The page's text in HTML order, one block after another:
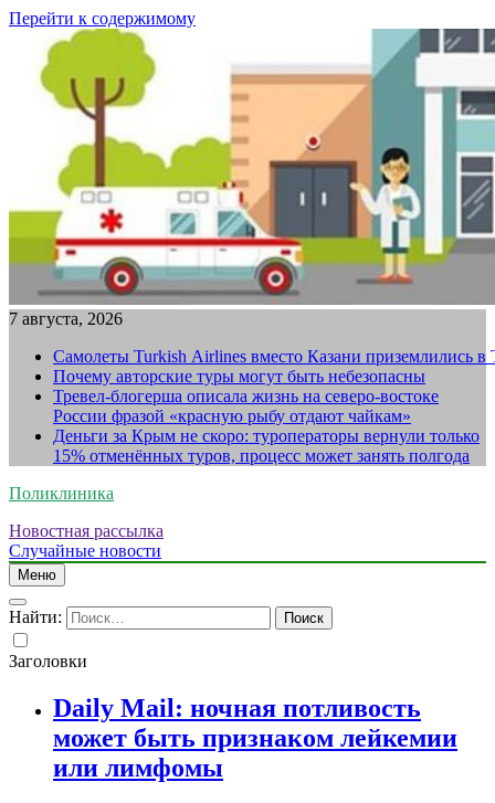
Перейти к содержимому
7 августа, 2026
Самолеты Turkish Airlines вместо Казани приземлились в
Почему авторские туры могут быть небезопасны
Тревел-блогерша описала жизнь на северо-востоке
России фразой «красную рыбу отдают чайкам»
Деньги за Крым не скоро: туроператоры вернули только
15% отменённых туров, процесс может занять полгода
Поликлиника
Новостная рассылка
Случайные новости
Меню
Найти:
Заголовки
Daily Mail: ночная потливость
может быть признаком лейкемии
или лимфомы